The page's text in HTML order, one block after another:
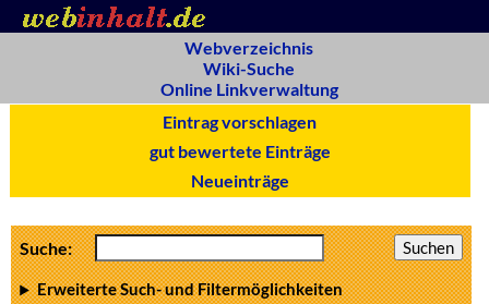
Webverzeichnis
Wiki-Suche
Online Linkverwaltung
Eintrag vorschlagen
gut bewertete Einträge
Neueinträge
Suche:
Erweiterte Such- und Filtermöglichkeiten